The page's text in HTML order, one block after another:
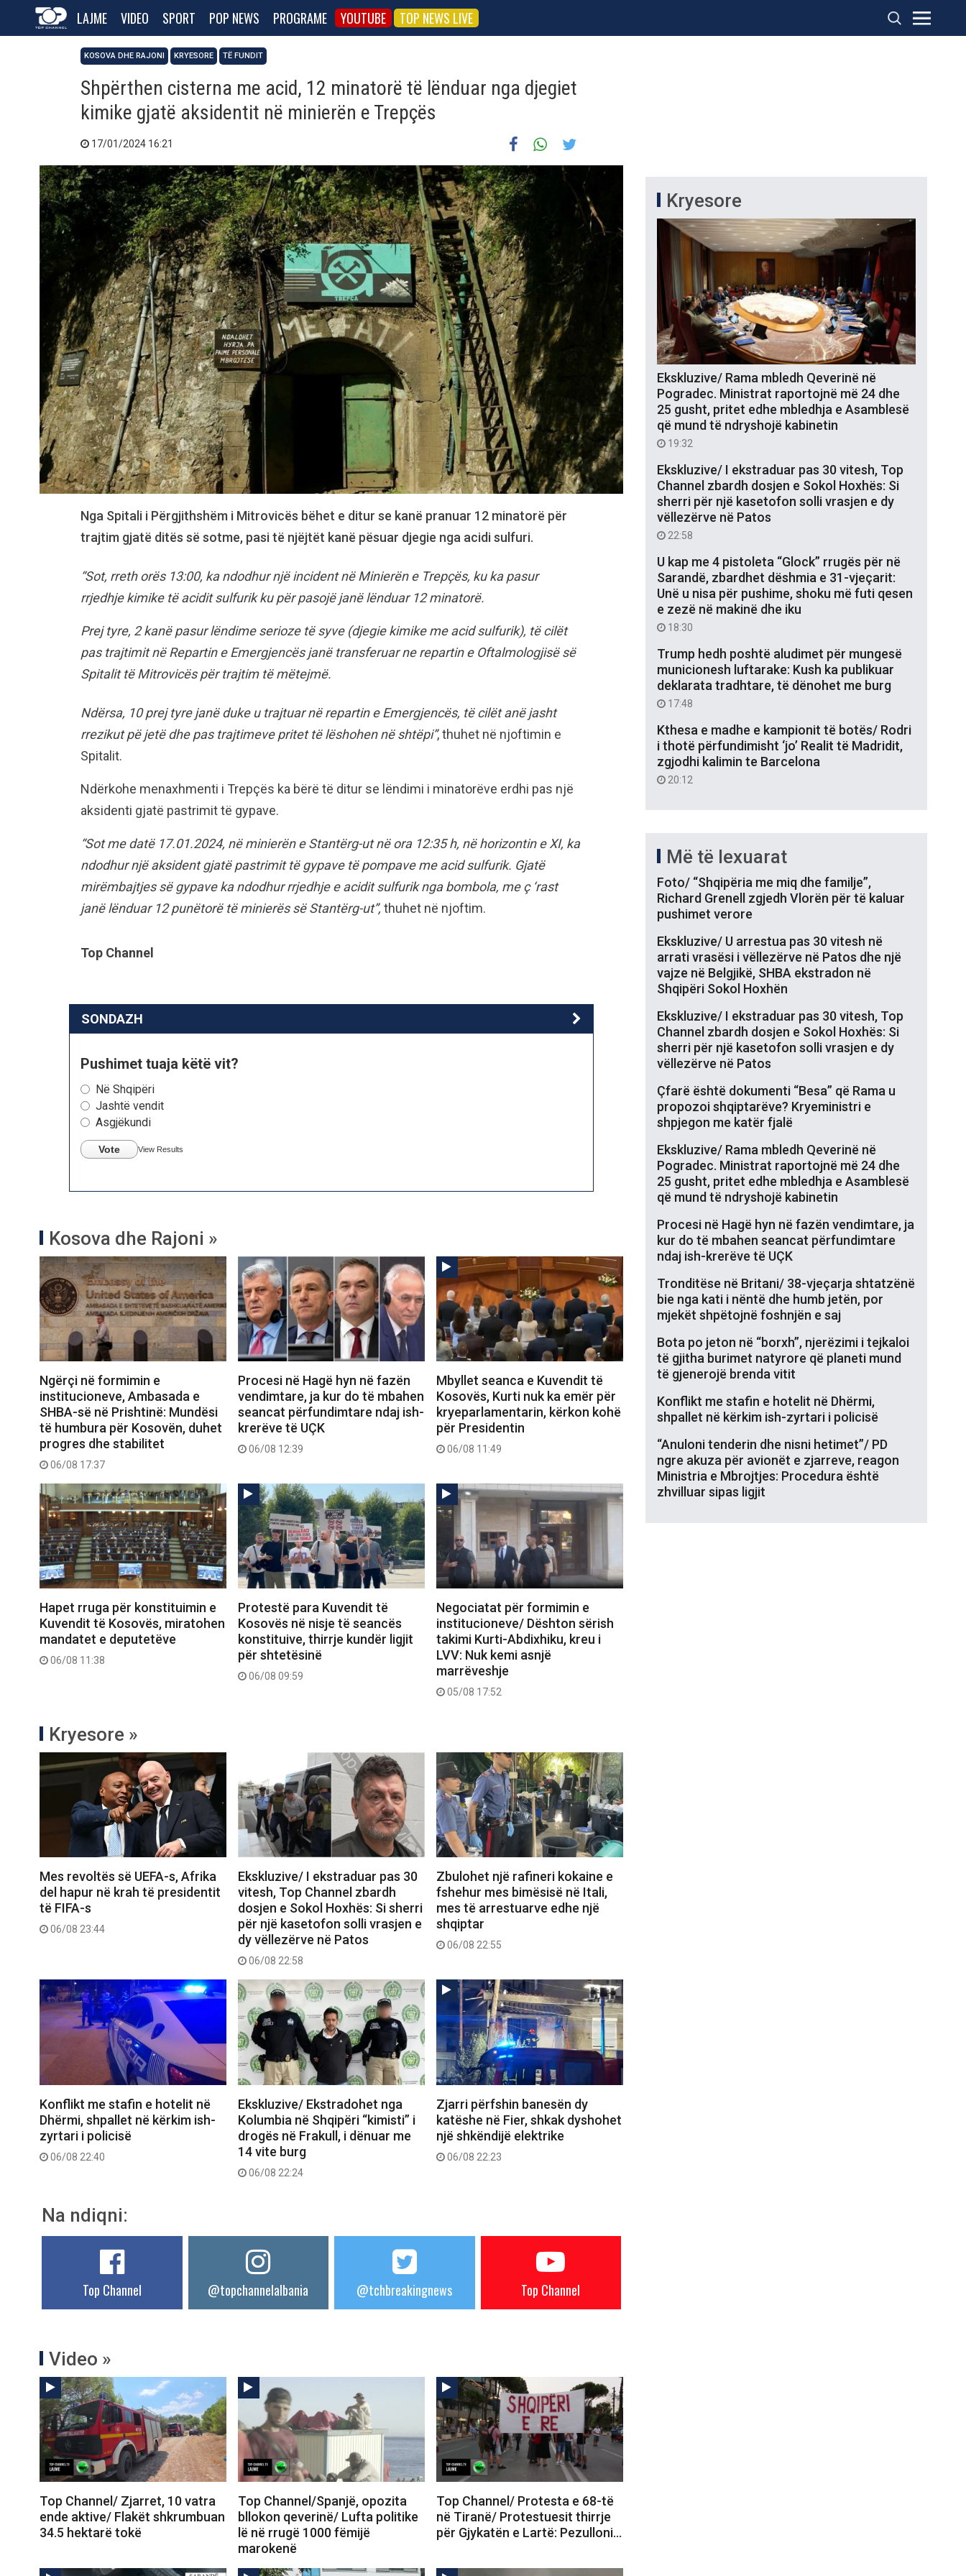
LAJME VIDEO SPORT POP NEWS PROGRAME YOUTUBE TOP NEWS LIVE
KOSOVA DHE RAJONI KRYESORE TË FUNDIT
Shpërthen cisterna me acid, 12 minatorë të lënduar nga djegiet
kimike gjatë aksidentit në minierën e Trepçës
17/01/2024 16:21
Nga Spitali i Përgjithshëm i Mitrovicës bëhet e ditur se kanë pranuar 12 minatorë për
trajtim gjatë ditës së sotme, pasi të njëjtët kanë pësuar djegie nga acidi sulfuri.
“Sot, rreth orës 13:00, ka ndodhur një incident në Minierën e Trepçës, ku ka pasur
rrjedhje kimike të acidit sulfurik ku për pasojë janë lënduar 12 minatorë.
Prej tyre, 2 kanë pasur lëndime serioze të syve (djegie kimike me acid sulfurik), të cilët
pas trajtimit në Repartin e Emergjencës janë transferuar ne repartin e Oftalmologjisë së
Spitalit të Mitrovicës për trajtim të mëtejmë.
Ndërsa, 10 prej tyre janë duke u trajtuar në repartin e Emergjencës, të cilët anë jasht
rrezikut pë jetë dhe pas trajtimeve pritet të lëshohen në shtëpi”, thuhet në njoftimin e
Spitalit.
Ndërkohe menaxhmenti i Trepçës ka bërë të ditur se lëndimi i minatorëve erdhi pas një
aksidenti gjatë pastrimit të gypave.
“Sot me datë 17.01.2024, në minierën e Stantërg-ut në ora 12:35 h, në horizontin e XI, ka
ndodhur një aksident gjatë pastrimit të gypave të pompave me acid sulfurik. Gjatë
mirëmbajtjes së gypave ka ndodhur rrjedhje e acidit sulfurik nga bombola, me ç ‘rast
janë lënduar 12 punëtorë të minierës së Stantërg-ut”, thuhet në njoftim.
Top Channel
SONDAZH
Pushimet tuaja këtë vit?
Në Shqipëri
Jashtë vendit
Asgjëkundi
Vote View Results
Kosova dhe Rajoni »
Ngërçi në formimin e
institucioneve, Ambasada e
SHBA-së në Prishtinë: Mundësi
të humbura për Kosovën, duhet
progres dhe stabilitet
06/08 17:37
Procesi në Hagë hyn në fazën
vendimtare, ja kur do të mbahen
seancat përfundimtare ndaj ish-
krerëve të UÇK
06/08 12:39
Mbyllet seanca e Kuvendit të
Kosovës, Kurti nuk ka emër për
kryeparlamentarin, kërkon kohë
për Presidentin
06/08 11:49
Hapet rruga për konstituimin e
Kuvendit të Kosovës, miratohen
mandatet e deputetëve
06/08 11:38
Protestë para Kuvendit të
Kosovës në nisje të seancës
konstituive, thirrje kundër ligjit
për shtetësinë
06/08 09:59
Negociatat për formimin e
institucioneve/ Dështon sërish
takimi Kurti-Abdixhiku, kreu i
LVV: Nuk kemi asnjë
marrëveshje
05/08 17:52
Kryesore »
Mes revoltës së UEFA-s, Afrika
del hapur në krah të presidentit
të FIFA-s
06/08 23:44
Ekskluzive/ I ekstraduar pas 30
vitesh, Top Channel zbardh
dosjen e Sokol Hoxhës: Si sherri
për një kasetofon solli vrasjen e
dy vëllezërve në Patos
06/08 22:58
Zbulohet një rafineri kokaine e
fshehur mes bimësisë në Itali,
mes të arrestuarve edhe një
shqiptar
06/08 22:55
Konflikt me stafin e hotelit në
Dhërmi, shpallet në kërkim ish-
zyrtari i policisë
06/08 22:40
Ekskluzive/ Ekstradohet nga
Kolumbia në Shqipëri “kimisti” i
drogës në Frakull, i dënuar me
14 vite burg
06/08 22:24
Zjarri përfshin banesën dy
katëshe në Fier, shkak dyshohet
një shkëndijë elektrike
06/08 22:23
Na ndiqni:
Top Channel @topchannelalbania @tchbreakingnews Top Channel
Video »
Top Channel/ Zjarret, 10 vatra
ende aktive/ Flakët shkrumbuan
34.5 hektarë tokë
Top Channel/Spanjë, opozita
bllokon qeverinë/ Lufta politike
lë në rrugë 1000 fëmijë
marokenë
Top Channel/ Protesta e 68-të
në Tiranë/ Protestuesit thirrje
për Gjykatën e Lartë: Pezulloni…
Kryesore
Ekskluzive/ Rama mbledh Qeverinë në
Pogradec. Ministrat raportojnë më 24 dhe
25 gusht, pritet edhe mbledhja e Asamblesë
që mund të ndryshojë kabinetin
19:32
Ekskluzive/ I ekstraduar pas 30 vitesh, Top
Channel zbardh dosjen e Sokol Hoxhës: Si
sherri për një kasetofon solli vrasjen e dy
vëllezërve në Patos
22:58
U kap me 4 pistoleta “Glock” rrugës për në
Sarandë, zbardhet dëshmia e 31-vjeçarit:
Unë u nisa për pushime, shoku më futi qesen
e zezë në makinë dhe iku
18:30
Trump hedh poshtë aludimet për mungesë
municionesh luftarake: Kush ka publikuar
deklarata tradhtare, të dënohet me burg
17:48
Kthesa e madhe e kampionit të botës/ Rodri
i thotë përfundimisht ‘jo’ Realit të Madridit,
zgjodhi kalimin te Barcelona
20:12
Më të lexuarat
Foto/ “Shqipëria me miq dhe familje”,
Richard Grenell zgjedh Vlorën për të kaluar
pushimet verore
Ekskluzive/ U arrestua pas 30 vitesh në
arrati vrasësi i vëllezërve në Patos dhe një
vajze në Belgjikë, SHBA ekstradon në
Shqipëri Sokol Hoxhën
Ekskluzive/ I ekstraduar pas 30 vitesh, Top
Channel zbardh dosjen e Sokol Hoxhës: Si
sherri për një kasetofon solli vrasjen e dy
vëllezërve në Patos
Çfarë është dokumenti “Besa” që Rama u
propozoi shqiptarëve? Kryeministri e
shpjegon me katër fjalë
Ekskluzive/ Rama mbledh Qeverinë në
Pogradec. Ministrat raportojnë më 24 dhe
25 gusht, pritet edhe mbledhja e Asamblesë
që mund të ndryshojë kabinetin
Procesi në Hagë hyn në fazën vendimtare, ja
kur do të mbahen seancat përfundimtare
ndaj ish-krerëve të UÇK
Tronditëse në Britani/ 38-vjeçarja shtatzënë
bie nga kati i nëntë dhe humb jetën, por
mjekët shpëtojnë foshnjën e saj
Bota po jeton në “borxh”, njerëzimi i tejkaloi
të gjitha burimet natyrore që planeti mund
të gjenerojë brenda vitit
Konflikt me stafin e hotelit në Dhërmi,
shpallet në kërkim ish-zyrtari i policisë
“Anuloni tenderin dhe nisni hetimet”/ PD
ngre akuza për avionët e zjarreve, reagon
Ministria e Mbrojtjes: Procedura është
zhvilluar sipas ligjit